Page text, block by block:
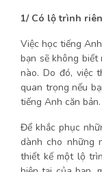
1/ Có lộ trình
Việc học tiếng
bạn sẽ không
nào. Do đó, việc
quan trọng nếu
tiếng Anh căn bản.
Để khắc phục
dành cho những
thiết kế một lộ